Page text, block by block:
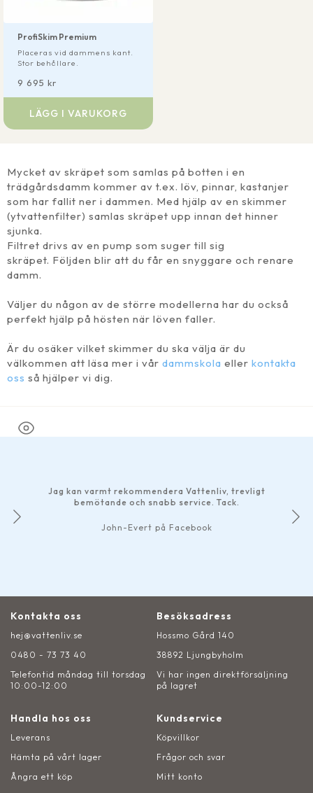
ProfiSkim Premium
9 695 kr
Placeras vid dammens kant.
Stor behållare.
LÄGG I VARUKORG
Mycket av skräpet som samlas på botten i en
trädgårdsdamm kommer av t.ex. löv, pinnar, kastanjer
som har fallit ner i dammen. Med hjälp av en skimmer
(ytvattenfilter) samlas skräpet upp innan det hinner
sjunka.
Filtret drivs av en pump som suger till sig
skräpet. Följden blir att du får en snyggare och renare
damm.
Väljer du någon av de större modellerna har du också
perfekt hjälp på hösten när löven faller.
Är du osäker vilket skimmer du ska välja är du
välkommen att läsa mer i vår dammskola eller kontakta
oss så hjälper vi dig.
Jag kan varmt rekommendera Vattenliv, trevligt
bemötande och snabb service. Tack.
John-Evert på Facebook
Kontakta oss
hej@vattenliv.se
0480 - 73 73 40
Telefontid måndag till torsdag
10:00-12:00
Besöksadress
Hossmo Gård 140
38892 Ljungbyholm
Vi har ingen direktförsäljning
på lagret
Handla hos oss
Leverans
Hämta på vårt lager
Ångra ett köp
Kundservice
Köpvillkor
Frågor och svar
Mitt konto